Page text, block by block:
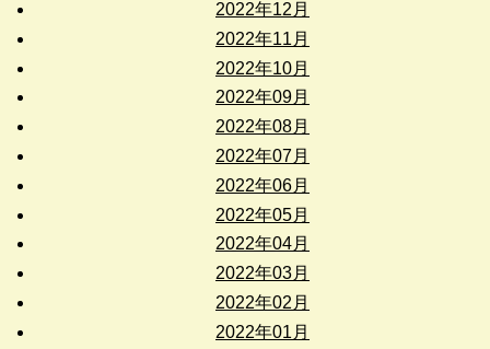
2022年12月
2022年11月
2022年10月
2022年09月
2022年08月
2022年07月
2022年06月
2022年05月
2022年04月
2022年03月
2022年02月
2022年01月